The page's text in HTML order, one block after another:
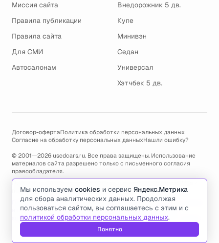
Миссия сайта
Правила публикации
Правила сайта
Для СМИ
Автосалонам
Внедорожник 5 дв.
Купе
Минивэн
Седан
Универсал
Хэтчбек 5 дв.
Договор-офертаПолитика обработки персональных данных
Согласие на обработку персональных данныхНашли ошибку?
© 2001—2026 usedcars.ru. Все права защищены. Использование
материалов сайта разрешено только с письменного согласия
правообладателя.
Пользуясь сайтом, вы соглашаетесь с использованием cookies и
политикой обработки персональных данных.
По всем вопросам связанным с работой сайта, ошибками, глюками
и проблемами обращайтесь по адресу электронной почты
support@usedcars.ruили пишите в телеграм@usedcarsru_support
Мы используем cookies и сервис Яндекс.Метрика
для сбора аналитических данных. Продолжая
пользоваться сайтом, вы соглашаетесь с этим и с
политикой обработки персональных данных.
Понятно